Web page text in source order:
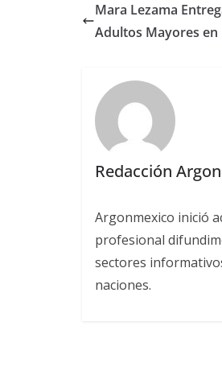
Mara Lezama
Adultos Mayores en
Redacción
Argonmexico inició
profesional
sectores
naciones.